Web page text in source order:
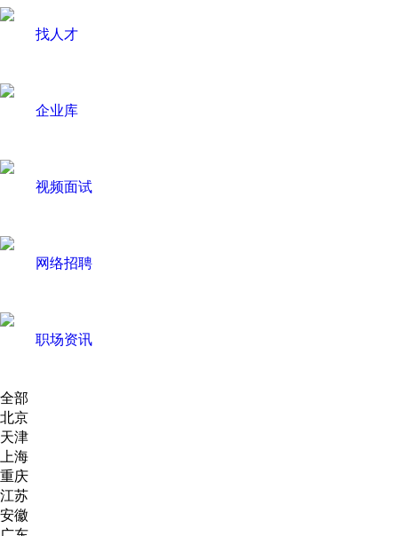
找人才
企业库
视频面试
网络招聘
职场资讯
全部
北京
天津
上海
重庆
江苏
安徽